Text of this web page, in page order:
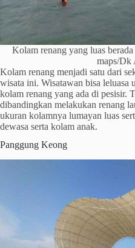
Kolam renang yang luas
maps/Dk
Kolam renang menjadi satu dari
wisata ini. Wisatawan bisa leluasa
kolam renang yang ada di pesisir.
dibandingkan melakukan renang
ukuran kolamnya lumayan luas
dewasa serta kolam anak.
Panggung Keong